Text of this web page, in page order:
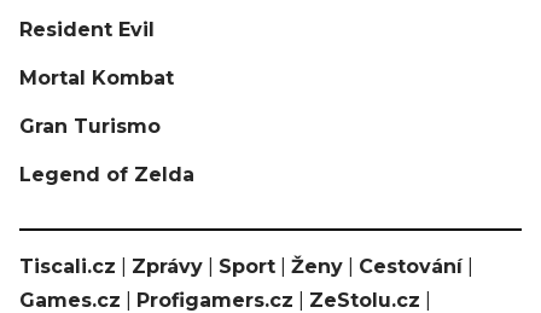
Resident Evil
Mortal Kombat
Gran Turismo
Legend of Zelda
Tiscali.cz Zprávy Sport Ženy Cestování|
Games.cz
Profigamers.cz ZeStolu.cz